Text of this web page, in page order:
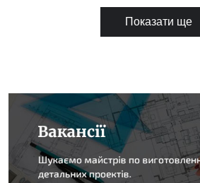
Показати ще